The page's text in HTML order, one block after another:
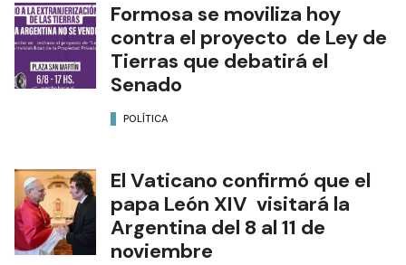
Formosa se moviliza hoy
contra el proyecto de Ley de
Tierras que debatirá el
Senado
POLÍTICA
El Vaticano confirmó que el
papa León XIV visitará la
Argentina del 8 al 11 de
noviembre